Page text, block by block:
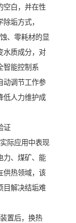
空白，并在性
垢方式，
、零耗材的显
水质成分，对
智能控制系
动调节工作参
低人力维护成
证
际应用中表现
力、煤矿、能
供热领域，该
目解决结垢难
置后，换热